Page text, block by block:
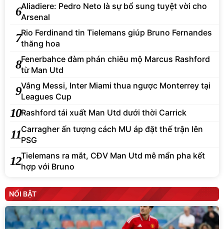
6Aliadiere: Pedro Neto là sự bổ sung tuyệt vời cho
Arsenal
7Rio Ferdinand tin Tielemans giúp Bruno Fernandes
thăng hoa
8Fenerbahce đàm phán chiêu mộ Marcus Rashford
từ Man Utd
9Vắng Messi, Inter Miami thua ngược Monterrey tại
Leagues Cup
10Rashford tái xuất Man Utd dưới thời Carrick
11Carragher ấn tượng cách MU áp đặt thế trận lên
PSG
12Tielemans ra mắt, CĐV Man Utd mê mẩn pha kết
hợp với Bruno
NỔI BẬT